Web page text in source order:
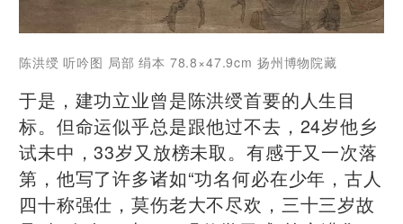
陈洪绶 听吟图 局部 绢本 78.8×47.9cm 扬州博物院藏
于是，建功立业曾是陈洪绶首要的人生目
标。但命运似乎总是跟他过不去，24岁他乡
试未中，33岁又放榜未取。有感于又一次落
第，他写了许多诸如“功名何必在少年，古人
四十称强仕，莫伤老大不尽欢，三十三岁故